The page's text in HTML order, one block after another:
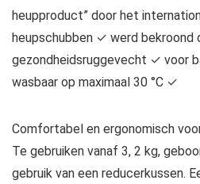
heupproduct” door het
heupschubben ✓ werd bekroond
gezondheidsruggevecht ✓ voor
wasbaar op maximaal 30 °C ✓
Comfortabel en ergonomisch
Te gebruiken vanaf 3, 2 kg,
gebruik van een reducerkussen.